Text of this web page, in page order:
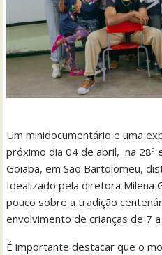
Um minidocumentário e uma
próximo dia 04 de abril, na 28ª
Goiaba, em São Bartolomeu,
Idealizado pela diretora Milena
pouco sobre a tradição
envolvimento de crianças de 7
É importante destacar que o